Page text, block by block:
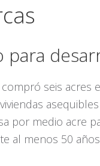
para
seis acres
por medio acre
al menos 50